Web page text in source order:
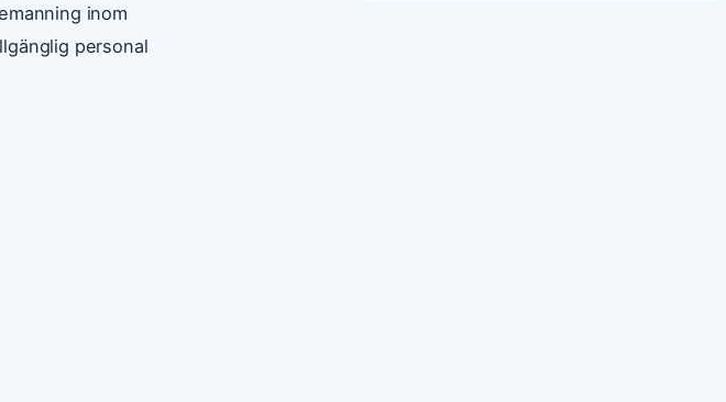
inom
personal